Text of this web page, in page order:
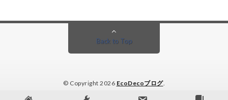
Back to Top
© Copyright 2026 EcoDecoブログ.
EcoDecoブログ by
FIT-Web Create WordPress.